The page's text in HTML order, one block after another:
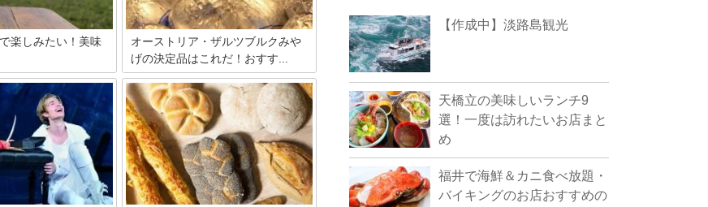
楽しみたい！美味
げるカフェが、町中至
とで知られているオー
ィーン。ケーキもおい
といってコーヒーばか
じゃないのです！おい
、おいしいお酒だって
でウィーンで飲んでほ
、紹介します。
オーストリア・ザルツブルクみや
げの決定品はこれだ！おすす...
世界的な観光地として知られるオースト
リアのザルツブルク。あっちを見てこっ
ちを見て観光スポットを満喫するのもい
いけれど、忘れちゃならないのがおみや
げ！家族や友人、職場の同僚、そして自
分自身へ。何にしようか迷っているあな
たに、おすすめをご紹介します。
【作成中】淡路島観光
天橋立の美味しいランチ9
選！一度は訪れたいお店まと
め
福井で海鮮＆カニ食べ放題・
バイキングのお店おすすめの